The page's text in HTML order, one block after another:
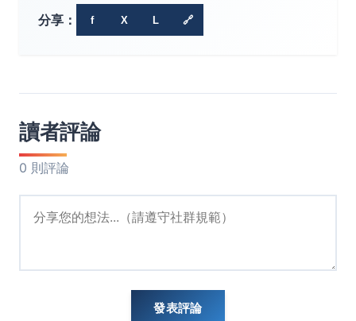
分享： f X L 🔗
讀者評論
0 則評論
發表評論